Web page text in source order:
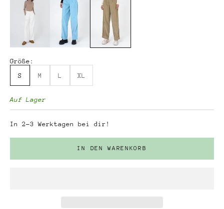
Größe:
S
M L XL
Auf Lager
In 2-3 Werktagen bei dir!
IN DEN WARENKORB